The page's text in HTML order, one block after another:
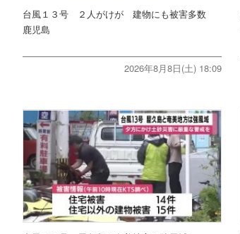
台風１３号 ２人がけが 建物にも被害多数
鹿児島
2026年8月8日(土) 18:09